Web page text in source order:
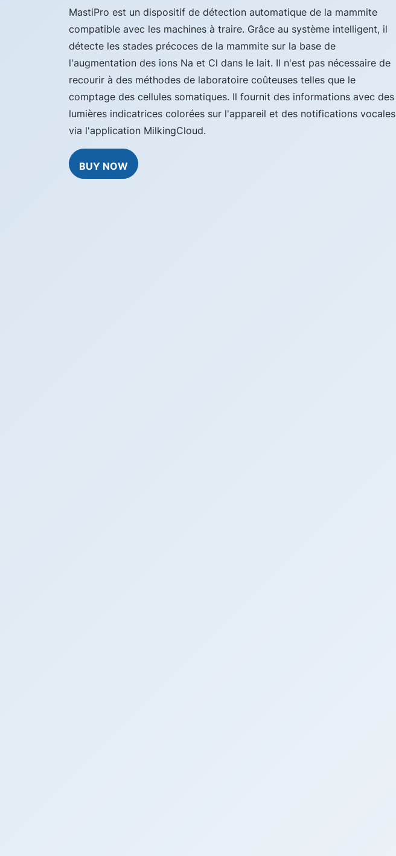
MastiPro est un dispositif de détection automatique de la mammite
compatible avec les machines à traire. Grâce au système intelligent, il
détecte les stades précoces de la mammite sur la base de
l'augmentation des ions Na et Cl dans le lait. Il n'est pas nécessaire de
recourir à des méthodes de laboratoire coûteuses telles que le
comptage des cellules somatiques. Il fournit des informations avec des
lumières indicatrices colorées sur l'appareil et des notifications vocales
via l'application MilkingCloud.
BUY NOW